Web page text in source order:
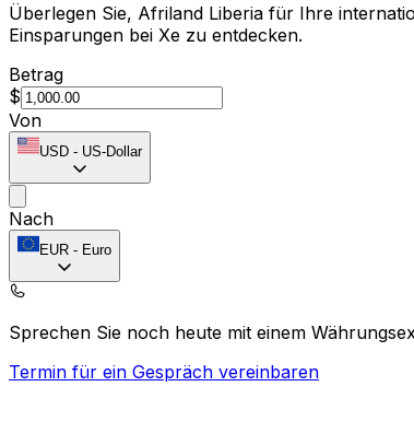
Überlegen Sie, Afriland Liberia für Ihre
Einsparungen bei Xe zu entdecken.
Betrag
$
Von
USD - US-Dollar
Nach
EUR - Euro
Sprechen Sie noch heute mit einem
Termin für ein Gespräch vereinbaren